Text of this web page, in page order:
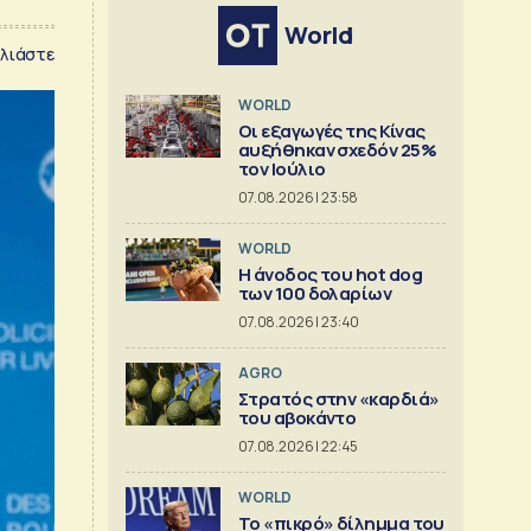
World
WORLD
Οι εξαγωγές της Κίνας
αυξήθηκαν σχεδόν 25%
τον Ιούλιο
07.08.2026 | 23:58
WORLD
Η άνοδος του hot dog
των 100 δολαρίων
07.08.2026 | 23:40
AGRO
Στρατός στην «καρδιά»
του αβοκάντο
07.08.2026 | 22:45
WORLD
Το «πικρό» δίλημμα του